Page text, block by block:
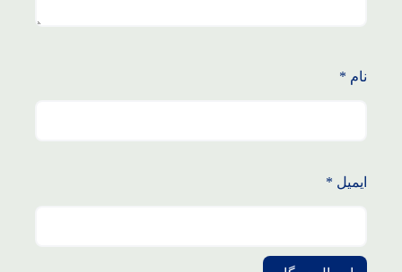
نام *
ایمیل *